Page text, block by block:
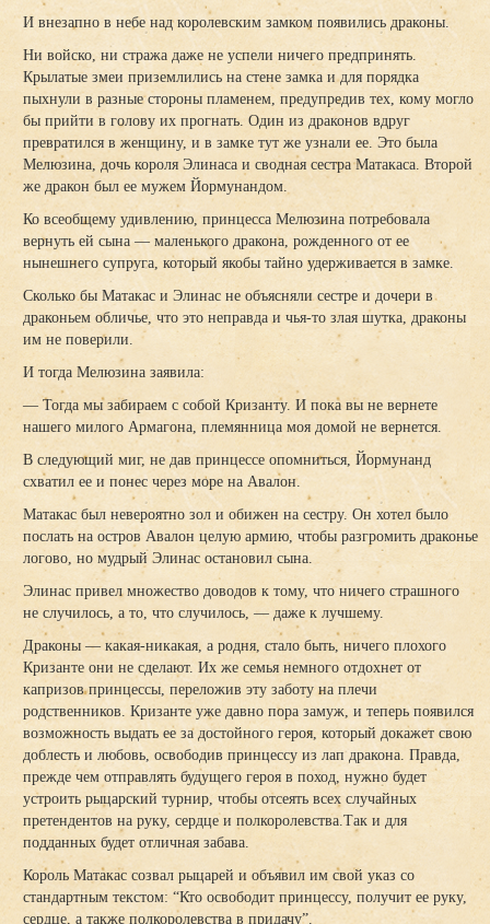
И внезапно в небе над королевским замком появились драконы.
Ни войско, ни стража даже не успели ничего предпринять.
Крылатые змеи приземлились на стене замка и для порядка
пыхнули в разные стороны пламенем, предупредив тех, кому могло
бы прийти в голову их прогнать. Один из драконов вдруг
превратился в женщину, и в замке тут же узнали ее. Это была
Мелюзина, дочь короля Элинаса и сводная сестра Матакаса. Второй
же дракон был ее мужем Йормунандом.
Ко всеобщему удивлению, принцесса Мелюзина потребовала
вернуть ей сына — маленького дракона, рожденного от ее
нынешнего супруга, который якобы тайно удерживается в замке.
Сколько бы Матакас и Элинас не объясняли сестре и дочери в
драконьем обличье, что это неправда и чья-то злая шутка, драконы
им не поверили.
И тогда Мелюзина заявила:
— Тогда мы забираем с собой Кризанту. И пока вы не вернете
нашего милого Армагона, племянница моя домой не вернется.
В следующий миг, не дав принцессе опомниться, Йормунанд
схватил ее и понес через море на Авалон.
Матакас был невероятно зол и обижен на сестру. Он хотел было
послать на остров Авалон целую армию, чтобы разгромить драконье
логово, но мудрый Элинас остановил сына.
Элинас привел множество доводов к тому, что ничего страшного
не случилось, а то, что случилось, — даже к лучшему.
Драконы — какая-никакая, а родня, стало быть, ничего плохого
Кризанте они не сделают. Их же семья немного отдохнет от
капризов принцессы, переложив эту заботу на плечи
родственников. Кризанте уже давно пора замуж, и теперь появился
возможность выдать ее за достойного героя, который докажет свою
доблесть и любовь, освободив принцессу из лап дракона. Правда,
прежде чем отправлять будущего героя в поход, нужно будет
устроить рыцарский турнир, чтобы отсеять всех случайных
претендентов на руку, сердце и полкоролевства.Так и для
подданных будет отличная забава.
Король Матакас созвал рыцарей и объявил им свой указ со
стандартным текстом: “Кто освободит принцессу, получит ее руку,
сердце, а также полкоролевства в придачу”.